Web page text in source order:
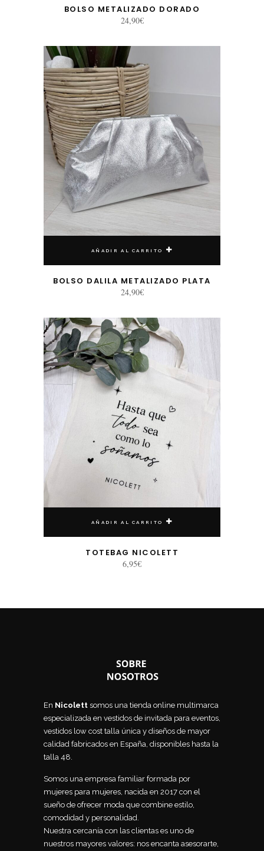
BOLSO METALIZADO DORADO
24,90€
AÑADIR AL CARRITO
BOLSO DALILA METALIZADO PLATA
24,90€
AÑADIR AL CARRITO
TOTEBAG NICOLETT
6,95€
En Nicolett somos una tienda online multimarca
especializada en vestidos de invitada para eventos,
vestidos low cost talla única y diseños de mayor
calidad fabricados en España, disponibles hasta la
talla 48.
Somos una empresa familiar formada por
mujeres para mujeres, nacida en 2017 con el
sueño de ofrecer moda que combine estilo,
comodidad y personalidad.
Nuestra cercanía con las clientas es uno de
nuestros mayores valores: nos encanta asesorarte,